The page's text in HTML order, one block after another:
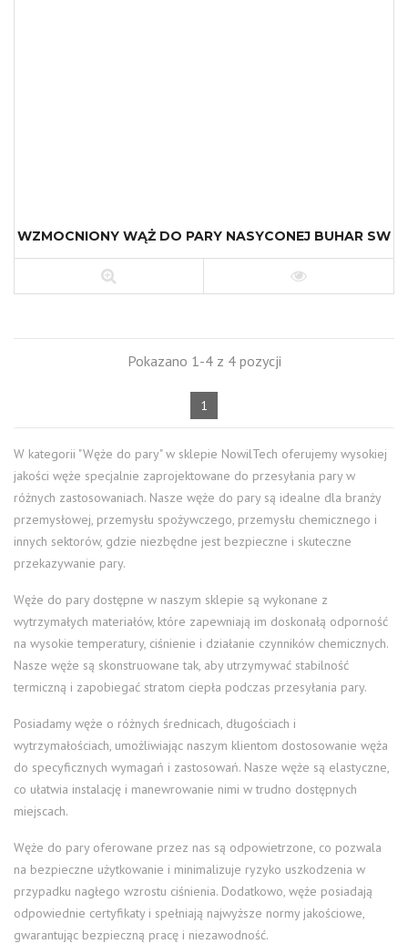
WZMOCNIONY WĄŻ DO PARY NASYCONEJ BUHAR SW
Pokazano 1-4 z 4 pozycji
1
W kategorii "Węże do pary" w sklepie NowilTech oferujemy wysokiej
jakości węże specjalnie zaprojektowane do przesyłania pary w
różnych zastosowaniach. Nasze węże do pary są idealne dla branży
przemysłowej, przemysłu spożywczego, przemysłu chemicznego i
innych sektorów, gdzie niezbędne jest bezpieczne i skuteczne
przekazywanie pary.
Węże do pary dostępne w naszym sklepie są wykonane z
wytrzymałych materiałów, które zapewniają im doskonałą odporność
na wysokie temperatury, ciśnienie i działanie czynników chemicznych.
Nasze węże są skonstruowane tak, aby utrzymywać stabilność
termiczną i zapobiegać stratom ciepła podczas przesyłania pary.
Posiadamy węże o różnych średnicach, długościach i
wytrzymałościach, umożliwiając naszym klientom dostosowanie węża
do specyficznych wymagań i zastosowań. Nasze węże są elastyczne,
co ułatwia instalację i manewrowanie nimi w trudno dostępnych
miejscach.
Węże do pary oferowane przez nas są odpowietrzone, co pozwala
na bezpieczne użytkowanie i minimalizuje ryzyko uszkodzenia w
przypadku nagłego wzrostu ciśnienia. Dodatkowo, węże posiadają
odpowiednie certyfikaty i spełniają najwyższe normy jakościowe,
gwarantując bezpieczną pracę i niezawodność.